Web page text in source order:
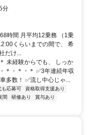
分
時間 月平均12乗務 （1乗
くらいまでの間で、 希
だけ...
未経験からでも、 しっか
＊・＊・＊ ✅3年連続年収
多数！ ✅流し中心じゃ...
も応募可
資格取得支援あり
間 研修あり
賞与あり